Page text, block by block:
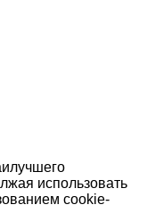
использовать
cookie-